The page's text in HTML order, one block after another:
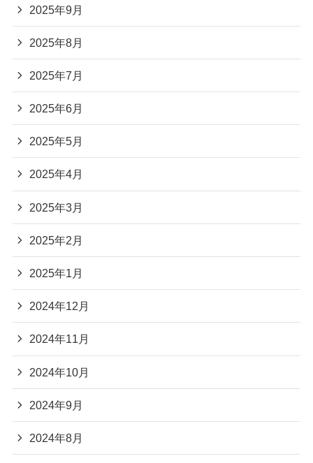
2025年9月
2025年8月
2025年7月
2025年6月
2025年5月
2025年4月
2025年3月
2025年2月
2025年1月
2024年12月
2024年11月
2024年10月
2024年9月
2024年8月